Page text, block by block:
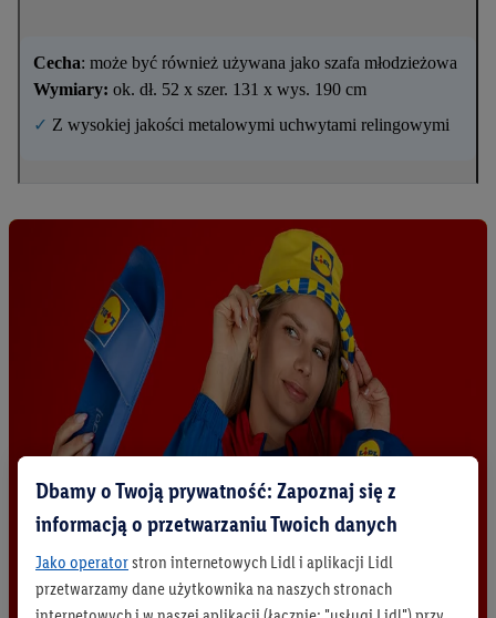
Cecha: może być również używana jako szafa młodzieżowa
Wymiary: ok. dł. 52 x szer. 131 x wys. 190 cm
✓ Z wysokiej jakości metalowymi uchwytami relingowymi
Dbamy o Twoją prywatność: Zapoznaj się z
informacją o przetwarzaniu Twoich danych
Jako operatorstron internetowych Lidl i aplikacji Lidl
przetwarzamy dane użytkownika na naszych stronach